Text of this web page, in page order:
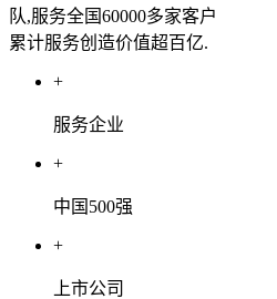
队,服务全国60000多家客户
累计服务创造价值超百亿.
+
服务企业
+
中国500强
+
上市公司